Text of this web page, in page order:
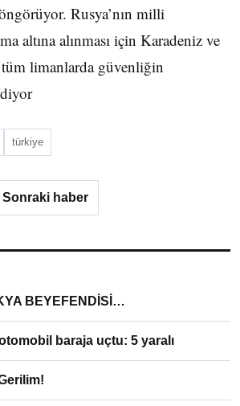
öngörüyor. Rusya’nın milli
altına alınması için Karadeniz ve
limanlarda güvenliğin
türkiye
Sonraki haber
BEYEFENDİSİ…
baraja uçtu: 5 yaralı